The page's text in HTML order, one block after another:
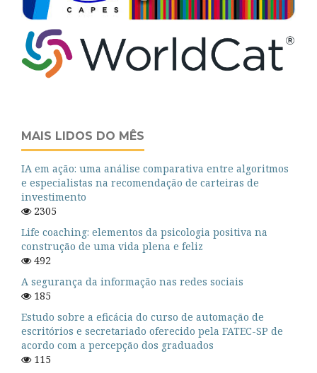
MAIS LIDOS DO MÊS
IA em ação: uma análise comparativa entre algoritmos
e especialistas na recomendação de carteiras de
investimento
2305
Life coaching: elementos da psicologia positiva na
construção de uma vida plena e feliz
492
A segurança da informação nas redes sociais
185
Estudo sobre a eficácia do curso de automação de
escritórios e secretariado oferecido pela FATEC-SP de
acordo com a percepção dos graduados
115